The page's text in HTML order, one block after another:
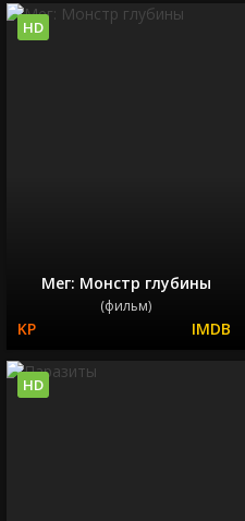
Мег: Монстр глубины
(фильм)
HD
HD